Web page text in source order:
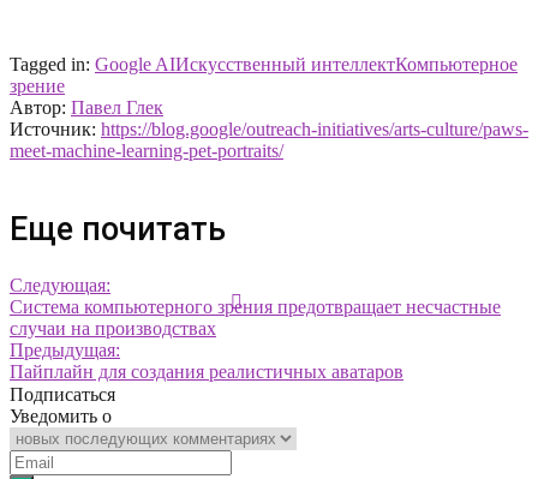
Tagged in: Google AIИскусственный интеллектКомпьютерное
зрение
Автор: Павел Глек
Источник: https://blog.google/outreach-initiatives/arts-culture/paws-
meet-machine-learning-pet-portraits/
Еще почитать
Следующая:
Система компьютерного зрения предотвращает несчастные
случаи на производствах
Предыдущая:
Пайплайн для создания реалистичных аватаров
Подписаться
Уведомить о